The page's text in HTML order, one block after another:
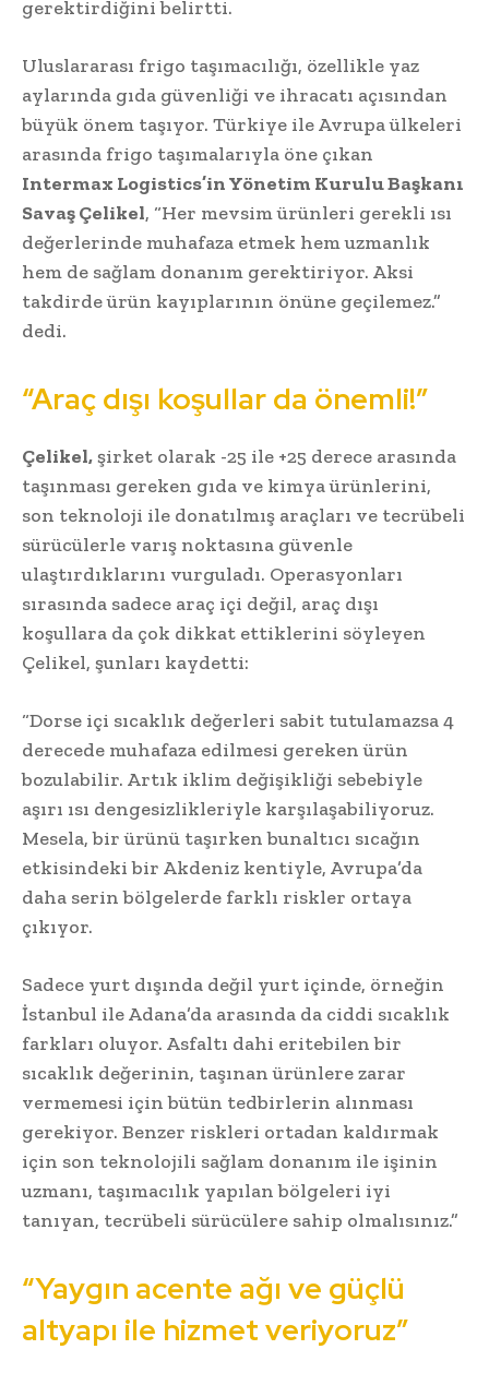
gerektirdiğini belirtti.
Uluslararası frigo taşımacılığı, özellikle yaz
aylarında gıda güvenliği ve ihracatı açısından
büyük önem taşıyor. Türkiye ile Avrupa ülkeleri
arasında frigo taşımalarıyla öne çıkan
Intermax Logistics’in Yönetim Kurulu Başkanı
Savaş Çelikel, “Her mevsim ürünleri gerekli ısı
değerlerinde muhafaza etmek hem uzmanlık
hem de sağlam donanım gerektiriyor. Aksi
takdirde ürün kayıplarının önüne geçilemez.”
dedi.
“Araç dışı koşullar da önemli!”
Çelikel,şirket olarak -25 ile +25 derece arasında
taşınması gereken gıda ve kimya ürünlerini,
son teknoloji ile donatılmış araçları ve tecrübeli
sürücülerle varış noktasına güvenle
ulaştırdıklarını vurguladı. Operasyonları
sırasında sadece araç içi değil, araç dışı
koşullara da çok dikkat ettiklerini söyleyen
Çelikel, şunları kaydetti:
“Dorse içi sıcaklık değerleri sabit tutulamazsa 4
derecede muhafaza edilmesi gereken ürün
bozulabilir. Artık iklim değişikliği sebebiyle
aşırı ısı dengesizlikleriyle karşılaşabiliyoruz.
Mesela, bir ürünü taşırken bunaltıcı sıcağın
etkisindeki bir Akdeniz kentiyle, Avrupa’da
daha serin bölgelerde farklı riskler ortaya
çıkıyor.
Sadece yurt dışında değil yurt içinde, örneğin
İstanbul ile Adana’da arasında da ciddi sıcaklık
farkları oluyor. Asfaltı dahi eritebilen bir
sıcaklık değerinin, taşınan ürünlere zarar
vermemesi için bütün tedbirlerin alınması
gerekiyor. Benzer riskleri ortadan kaldırmak
için son teknolojili sağlam donanım ile işinin
uzmanı, taşımacılık yapılan bölgeleri iyi
tanıyan, tecrübeli sürücülere sahip olmalısınız.”
“Yaygın acente ağı ve güçlü
altyapı ile hizmet veriyoruz”